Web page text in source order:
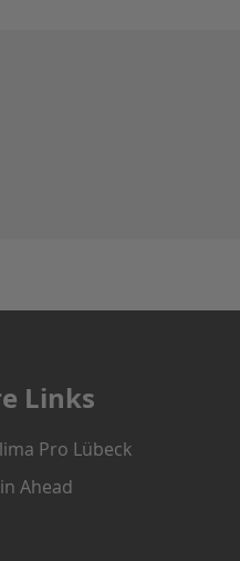
Links
Pro Lübeck
Ahead